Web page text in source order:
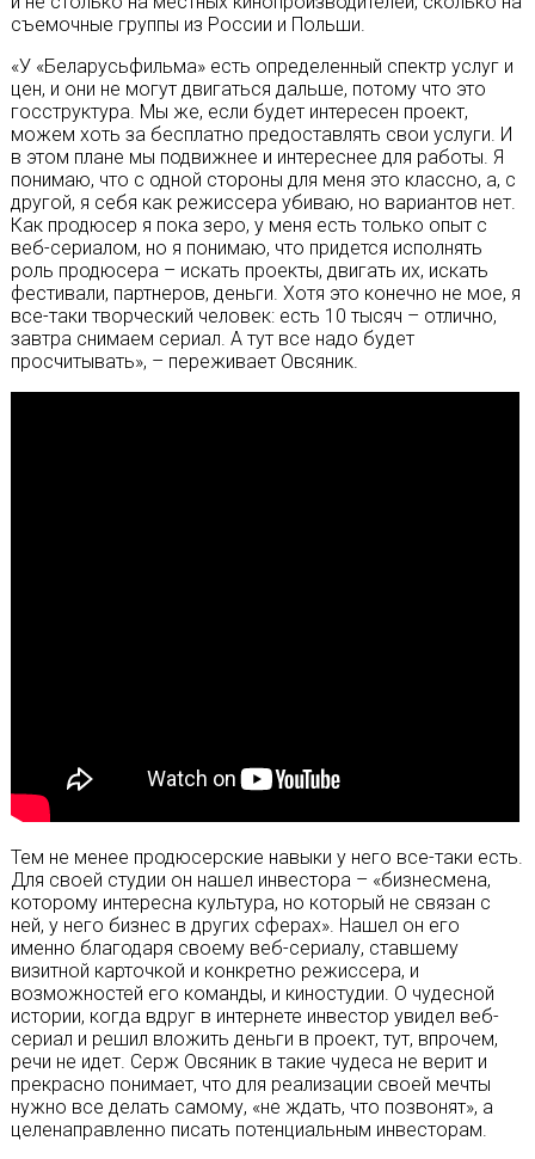
съемочные группы из России и Польши.
«У «Беларусьфильма» есть определенный спектр услуг и
цен, и они не могут двигаться дальше, потому что это
госструктура. Мы же, если будет интересен проект,
можем хоть за бесплатно предоставлять свои услуги. И
в этом плане мы подвижнее и интереснее для работы. Я
понимаю, что с одной стороны для меня это классно, а, с
другой, я себя как режиссера убиваю, но вариантов нет.
Как продюсер я пока зеро, у меня есть только опыт с
веб-сериалом, но я понимаю, что придется исполнять
роль продюсера – искать проекты, двигать их, искать
фестивали, партнеров, деньги. Хотя это конечно не мое, я
все-таки творческий человек: есть 10 тысяч – отлично,
завтра снимаем сериал. А тут все надо будет
просчитывать», – переживает Овсяник.
Тем не менее продюсерские навыки у него все-таки есть.
Для своей студии он нашел инвестора – «бизнесмена,
которому интересна культура, но который не связан с
ней, у него бизнес в других сферах». Нашел он его
именно благодаря своему веб-сериалу, ставшему
визитной карточкой и конкретно режиссера, и
возможностей его команды, и киностудии. О чудесной
истории, когда вдруг в интернете инвестор увидел веб-
сериал и решил вложить деньги в проект, тут, впрочем,
речи не идет. Серж Овсяник в такие чудеса не верит и
прекрасно понимает, что для реализации своей мечты
нужно все делать самому, «не ждать, что позвонят», а
целенаправленно писать потенциальным инвесторам.